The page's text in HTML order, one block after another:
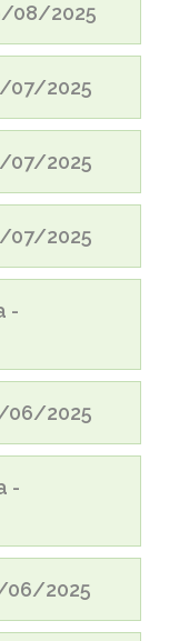
08/2025
07/2025
07/2025
07/2025
-
06/2025
-
06/2025